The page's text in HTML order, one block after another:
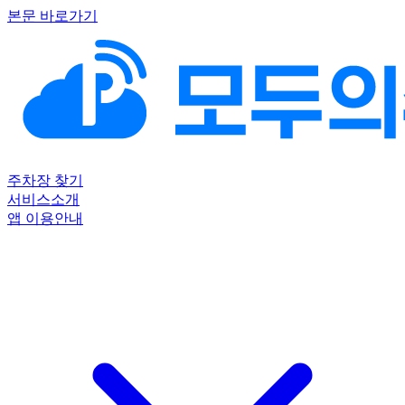
본문 바로가기
주차장 찾기
서비스소개
앱 이용안내